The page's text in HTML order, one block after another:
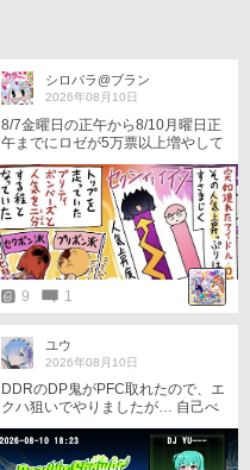
シロバラ@ブラン
2026年08月10日
8/7金曜日の正午から8/10月曜日正
午までにロゼが5万票以上増やして
を盛ったモモコですら37000票程
度なのに。このまま先行逃げ切り
になるのでしょうか…。 #第２回
ボンバーガール選抜投票戦
9 1
ユウ
2026年08月10日
DDRのDP鬼がPFC取れたので、エ
クハ狙いでやりましたが… 自己べ
+100は流石に伸びすぎでしょ(^_
^;) 思わず声が出ちゃいました笑